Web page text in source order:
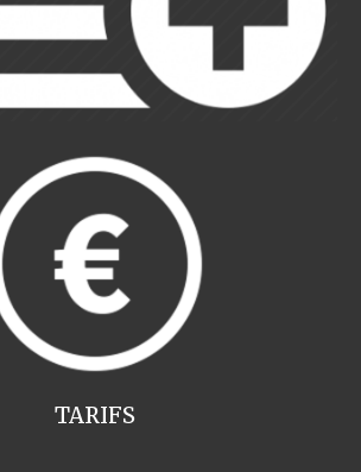
TARIFS